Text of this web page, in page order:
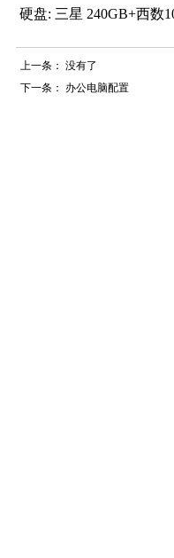
硬盘: 三星 240GB+西
上一条： 没有了
下一条： 办公电脑配置